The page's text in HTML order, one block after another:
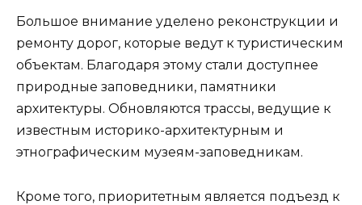
Большое внимание уделено реконструкции и
ремонту дорог, которые ведут к туристическим
объектам. Благодаря этому стали доступнее
природные заповедники, памятники
архитектуры. Обновляются трассы, ведущие к
известным историко-архитектурным и
этнографическим музеям-заповедникам.
Кроме того, приоритетным является подъезд к